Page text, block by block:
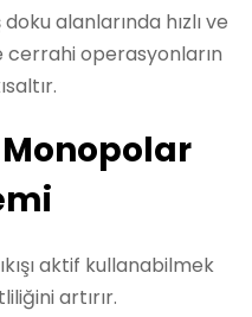
alanlarında hızlı ve
cerrahi operasyonların
Monopolar
aktif kullanabilmek
artırır.